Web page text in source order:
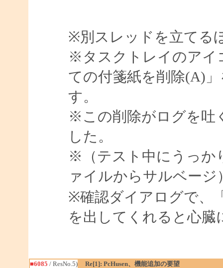
※別スレッドを立てる
※タスクトレイのアイ
ての付箋紙を削除(A)
す。
※この削除がログを吐
した。
※（テスト中にうっか
ァイルからサルベージ
※確認ダイアログで、
を出してくれると心臓
■6085 / ResNo.5) Re[1]: PcHusen、機能追加の要望